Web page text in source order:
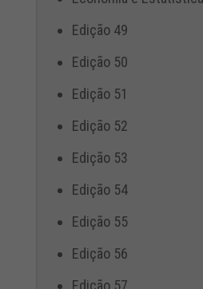
Edição 49
Edição 50
Edição 51
Edição 52
Edição 53
Edição 54
Edição 55
Edição 56
Edição 57